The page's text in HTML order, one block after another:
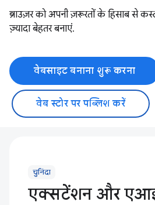
ब्राउज़र को अपनी ज़रूरतों के हिसाब से
ज़्यादा बेहतर बनाएं.
वेबसाइट बनाना शुरू करना
वेब स्टोर पर पब्लिश करें
चुनिंदा
एक्सटेंशन और